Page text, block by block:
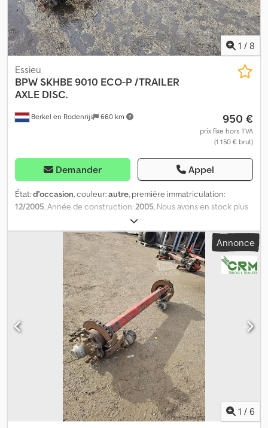
1 / 8
Berkel en Rodenrijs 660 km
Essieu
BPW SKHBE 9010 ECO-P /TRAILER
AXLE DISC.
950 €
prix fixe hors TVA
(1 150 € brut)
Demander Appel
État:d'occasion, couleur:autre, première immatriculation:
12/2005, Année de construction:2005, Nous avons en stock plus
de 100 essieux. Djdpfx Aozrt Hrehyskr N’hésitez pas à nous
contacter si vous ne trouvez pas ce que vous cherchez. = Plus
d’informations = Numéro de série : 27.48.610.296
Annonce
1 / 6